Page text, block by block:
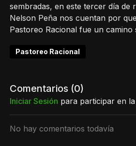
sembradas, en este tercer día de
Nelson Peña nos cuentan por
Pastoreo Racional fue un camino
Pastoreo Racional
Comentarios (0)
Iniciar Sesión para participar en
No hay comentarios todavía